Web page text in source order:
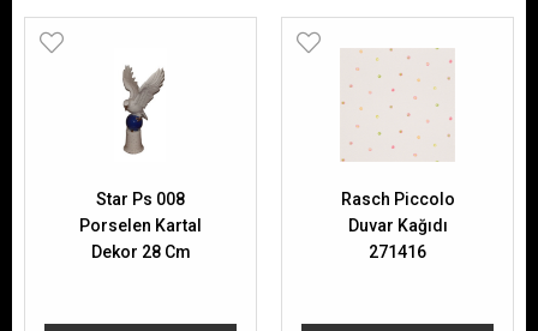
Star Ps 008
Porselen Kartal
Dekor 28 Cm
Rasch Piccolo
Duvar Kağıdı
271416